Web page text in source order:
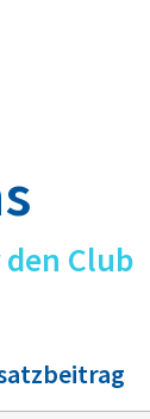
Club